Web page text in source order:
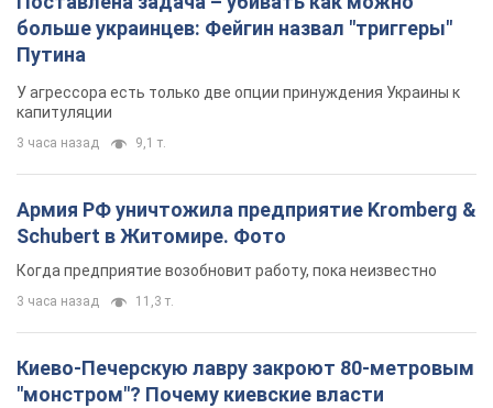
больше украинцев: Фейгин назвал "триггеры"
Путина
У агрессора есть только две опции принуждения Украины к
капитуляции
3 часа назад 9,1 т.
Армия РФ уничтожила предприятие Kromberg &
Schubert в Житомире. Фото
Когда предприятие возобновит работу, пока неизвестно
3 часа назад 11,3 т.
Киево-Печерскую лавру закроют 80-метровым
"монстром"? Почему киевские власти